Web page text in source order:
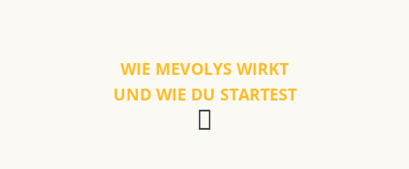
WIE MEVOLYS WIRKT
UND WIE DU STARTEST